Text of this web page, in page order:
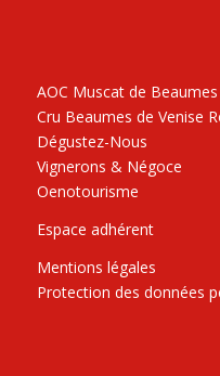
AOC Muscat de
Cru Beaumes de Venise
Dégustez-Nous
Vignerons & Négoce
Oenotourisme
Espace adhérent
Mentions légales
Protection des données